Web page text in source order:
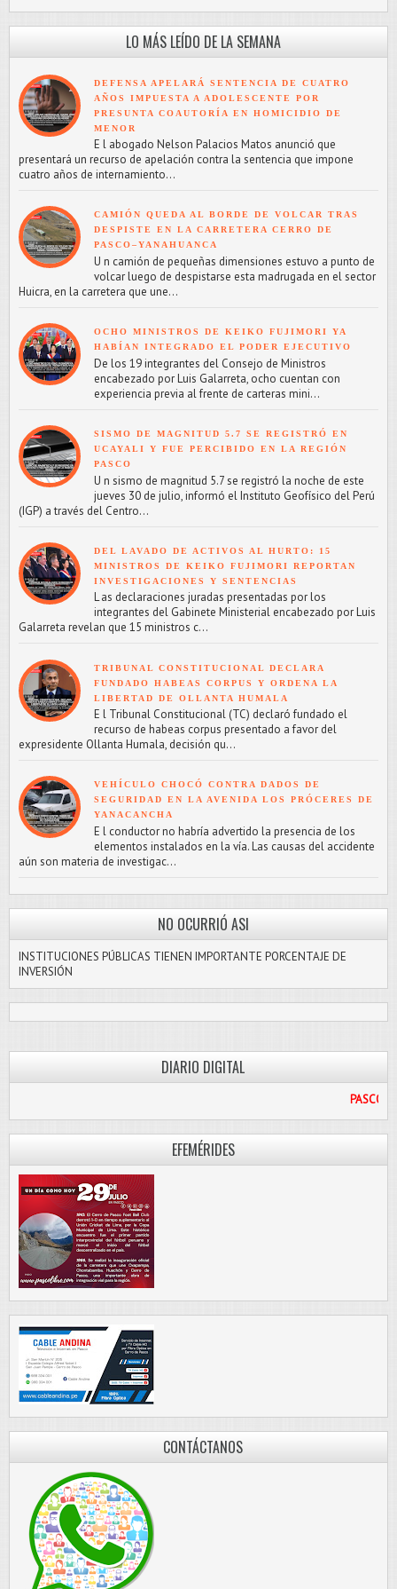
LO MÁS LEÍDO DE LA SEMANA
DEFENSA APELARÁ SENTENCIA DE CUATRO
AÑOS IMPUESTA A ADOLESCENTE POR
PRESUNTA COAUTORÍA EN HOMICIDIO DE
MENOR
E l abogado Nelson Palacios Matos anunció que
presentará un recurso de apelación contra la sentencia que impone
cuatro años de internamiento...
CAMIÓN QUEDA AL BORDE DE VOLCAR TRAS
DESPISTE EN LA CARRETERA CERRO DE
PASCO–YANAHUANCA
U n camión de pequeñas dimensiones estuvo a punto de
volcar luego de despistarse esta madrugada en el sector
Huicra, en la carretera que une...
OCHO MINISTROS DE KEIKO FUJIMORI YA
HABÍAN INTEGRADO EL PODER EJECUTIVO
De los 19 integrantes del Consejo de Ministros
encabezado por Luis Galarreta, ocho cuentan con
experiencia previa al frente de carteras mini...
SISMO DE MAGNITUD 5.7 SE REGISTRÓ EN
UCAYALI Y FUE PERCIBIDO EN LA REGIÓN
PASCO
U n sismo de magnitud 5.7 se registró la noche de este
jueves 30 de julio, informó el Instituto Geofísico del Perú
(IGP) a través del Centro...
DEL LAVADO DE ACTIVOS AL HURTO: 15
MINISTROS DE KEIKO FUJIMORI REPORTAN
INVESTIGACIONES Y SENTENCIAS
L as declaraciones juradas presentadas por los
integrantes del Gabinete Ministerial encabezado por Luis
Galarreta revelan que 15 ministros c...
TRIBUNAL CONSTITUCIONAL DECLARA
FUNDADO HABEAS CORPUS Y ORDENA LA
LIBERTAD DE OLLANTA HUMALA
E l Tribunal Constitucional (TC) declaró fundado el
recurso de habeas corpus presentado a favor del
expresidente Ollanta Humala, decisión qu...
VEHÍCULO CHOCÓ CONTRA DADOS DE
SEGURIDAD EN LA AVENIDA LOS PRÓCERES DE
YANACANCHA
E l conductor no habría advertido la presencia de los
elementos instalados en la vía. Las causas del accidente
aún son materia de investigac...
NO OCURRIÓ ASI
INSTITUCIONES PÚBLICAS TIENEN IMPORTANTE PORCENTAJE DE
INVERSIÓN
DIARIO DIGITAL
EFEMÉRIDES
CONTÁCTANOS